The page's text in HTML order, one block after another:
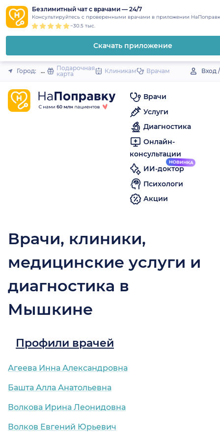
to
content
Безлимитный чат с врачами — 24/7
Консультируйтесь с проверенными врачами в приложении
~30.5 тыс.
Скачать приложение
Закрыть
Город: МышкинПодарочная
карта
Клиникам Врачам Вход
Врачи
Услуги
Диагностика
Онлайн-
консультации
ИИ-доктор
Психологи
Акции
Врачи, клиники,
медицинские услуги и
диагностика в
Мышкине
Профили врачей
Агеева Инна Александровна
Башта Алла Анатольевна
Волкова Ирина Леонидовна
Волков Евгений Юрьевич